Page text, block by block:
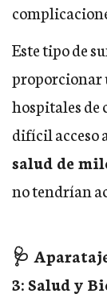
Este tipo de
proporcionar
hospitales de
difícil acceso
salud de
no tendrían
🩺
3: Salud y